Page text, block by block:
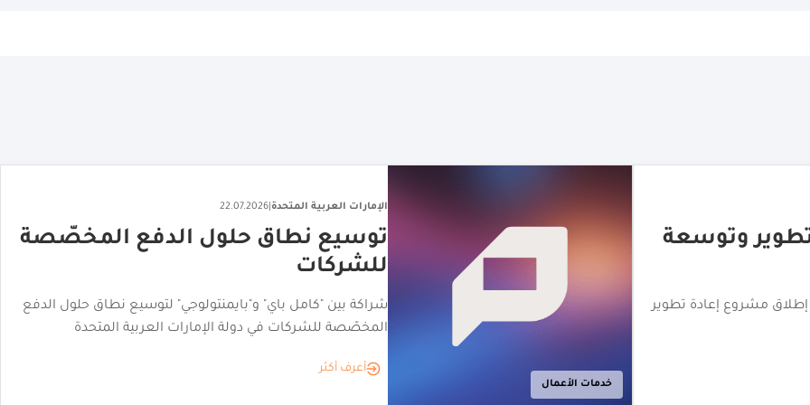
الأزياء
الإمارات العربية المتحدة 27.07.2026
منصة إماراتية إنتاج المحتوى لثلاث
علامات أزياء عالمية
إطلاق منصة التصوير الفوتوغرافي المدعومة بالذكاء الاصطناعي
neofashion.ai لتلبية احتياجات علامات الأزياء
أعرف أكثر
المخصّصة
لتوسيع نطاق حلول الدفع
المتحدة